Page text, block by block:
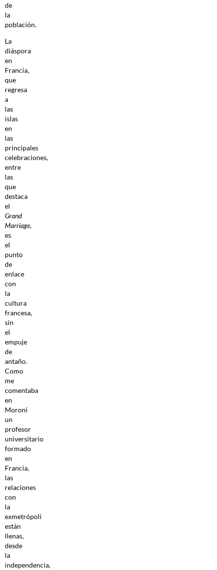
de
la
población.
La
diáspora
en
Francia,
que
regresa
a
las
islas
en
las
principales
celebraciones,
entre
las
que
destaca
el
Grand
Marriage,
es
el
punto
de
enlace
con
la
cultura
francesa,
sin
el
empuje
de
antaño.
Como
me
comentaba
en
Moroni
un
profesor
universitario
formado
en
Francia,
las
relaciones
con
la
exmetrópoli
están
llenas,
desde
la
independencia,